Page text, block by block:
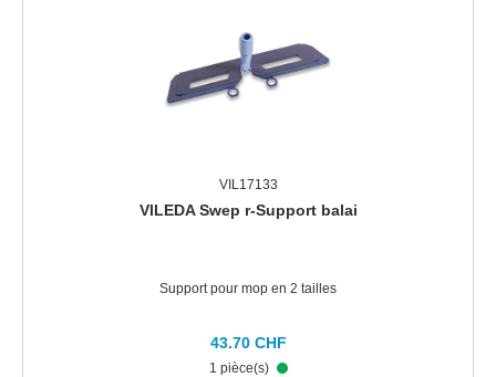
VIL17133
VILEDA Swep r-Support balai
Support pour mop en 2 tailles
1 pièce(s)
43.70 CHF